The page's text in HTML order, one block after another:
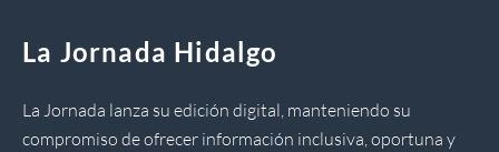
La Jornada Hidalgo
La Jornada lanza su edición digital, manteniendo su
compromiso de ofrecer información inclusiva, oportuna y